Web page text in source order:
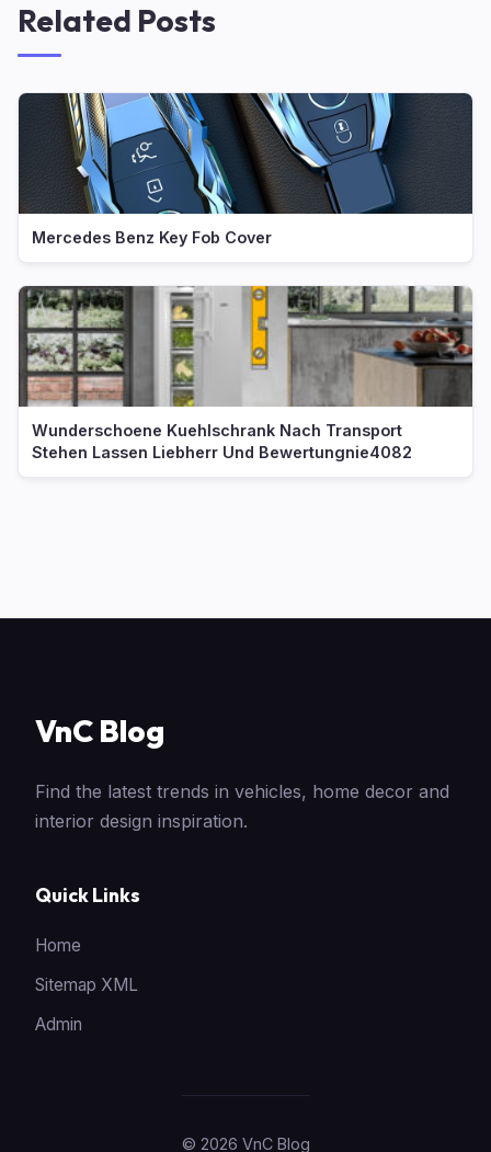
Related Posts
Mercedes Benz Key Fob Cover
Wunderschoene Kuehlschrank Nach Transport
Stehen Lassen Liebherr Und Bewertungnie4082
VnC Blog
Find the latest trends in vehicles, home decor and
interior design inspiration.
Quick Links
Home
Sitemap XML
Admin
© 2026 VnC Blog